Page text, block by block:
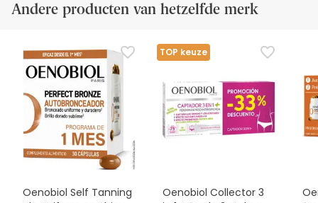
Andere producten van hetzelfde merk
Oenobiol Self Tanning
TOP keuze
Oenobiol Collector 3